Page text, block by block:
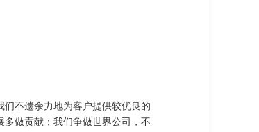
不遗余力地为客户提供较优良的
做贡献；我们争做世界公司，不